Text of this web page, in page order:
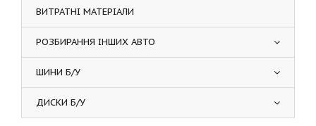
ВИТРАТНІ МАТЕРІАЛИ
РОЗБИРАННЯ ІНШИХ АВТО
ШИНИ Б/У
ДИСКИ Б/У